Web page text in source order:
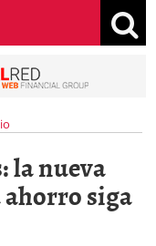
la nueva
siga